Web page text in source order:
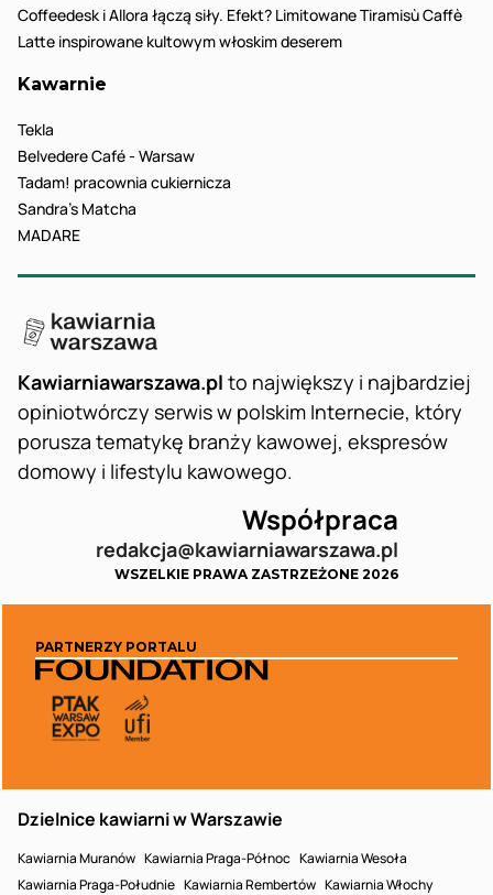
Coffeedesk i Allora łączą siły. Efekt? Limitowane Tiramisù Caffè
Latte inspirowane kultowym włoskim deserem
Kawarnie
Tekla
Belvedere Café - Warsaw
Tadam! pracownia cukiernicza
Sandra’s Matcha
MADARE
Kawiarniawarszawa.pl to największy i najbardziej
opiniotwórczy serwis w polskim Internecie, który
porusza tematykę branży kawowej, ekspresów
domowy i lifestylu kawowego.
Współpraca
redakcja@kawiarniawarszawa.pl
WSZELKIE PRAWA ZASTRZEŻONE 2026
PARTNERZY PORTALU
Dzielnice kawiarni w Warszawie
Kawiarnia Muranów Kawiarnia Praga-Północ Kawiarnia Wesoła
Kawiarnia Praga-Południe Kawiarnia Rembertów Kawiarnia Włochy